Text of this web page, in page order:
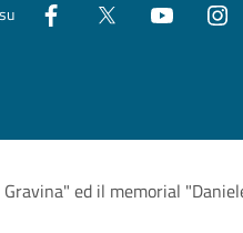
ed il memorial